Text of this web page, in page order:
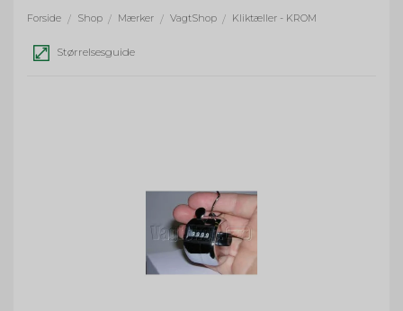
n
Forside / Shop / Mærker / VagtShop / Kliktæller - KROM
Størrelsesguide